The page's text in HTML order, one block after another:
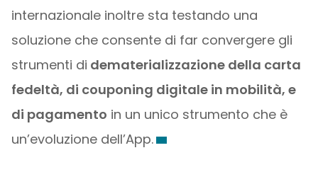
internazionale inoltre sta testando una
soluzione che consente di far convergere gli
strumenti di dematerializzazione della carta
fedeltà, di couponing digitale in mobilità, e
di pagamento in un unico strumento che è
un’evoluzione dell’App.